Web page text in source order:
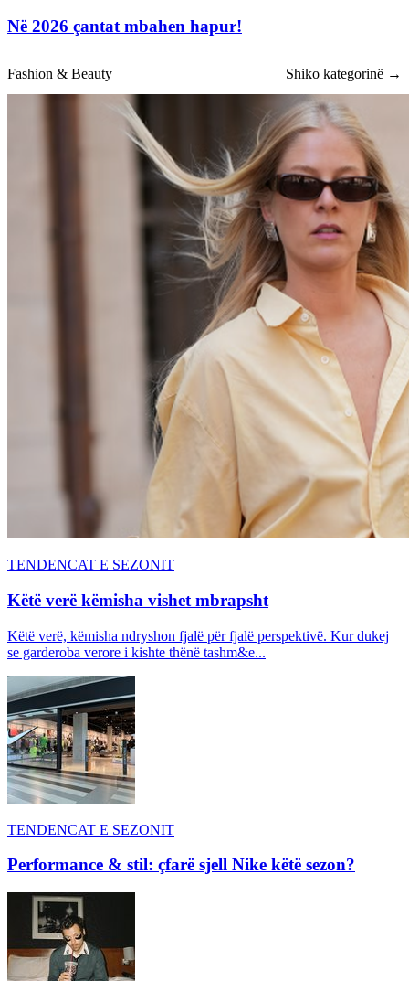
Në 2026 çantat mbahen hapur!
Fashion & Beauty Shiko kategorinë →
TENDENCAT E SEZONIT
Këtë verë këmisha vishet mbrapsht
Këtë verë, këmisha ndryshon fjalë për fjalë perspektivë. Kur dukej
se garderoba verore i kishte thënë tashm&e...
TENDENCAT E SEZONIT
Performance & stil: çfarë sjell Nike këtë sezon?